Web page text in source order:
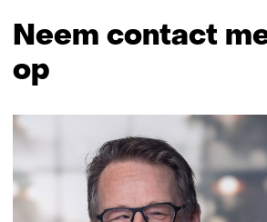
Neem contact
op
navigatie
over
(Neem
contact
met